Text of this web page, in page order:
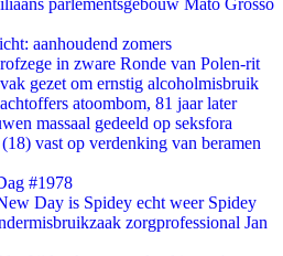
parlementsgebouw Mato Grosso
aanhoudend zomers
in zware Ronde van Polen-rit
gezet om ernstig alcoholmisbruik
atoombom, 81 jaar later
massaal gedeeld op seksfora
vast op verdenking van beramen
#1978
Day is Spidey echt weer Spidey
zorgprofessional Jan